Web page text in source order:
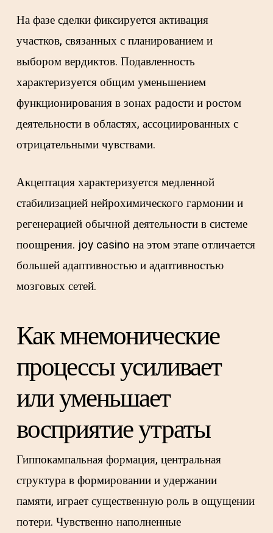
На фазе сделки фиксируется активация
участков, связанных с планированием и
выбором вердиктов. Подавленность
характеризуется общим уменьшением
функционирования в зонах радости и ростом
деятельности в областях, ассоциированных с
отрицательными чувствами.
Акцептация характеризуется медленной
стабилизацией нейрохимического гармонии и
регенерацией обычной деятельности в системе
поощрения. joy casino на этом этапе отличается
большей адаптивностью и адаптивностью
мозговых сетей.
Как мнемонические
процессы усиливает
или уменьшает
восприятие утраты
Гиппокампальная формация, центральная
структура в формировании и удержании
памяти, играет существенную роль в ощущении
потери. Чувственно наполненные